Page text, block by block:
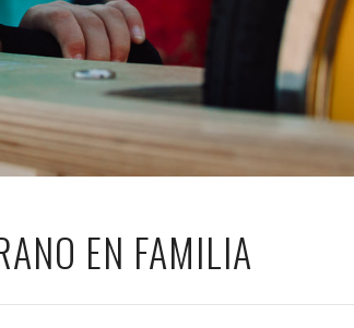
EN FAMILIA